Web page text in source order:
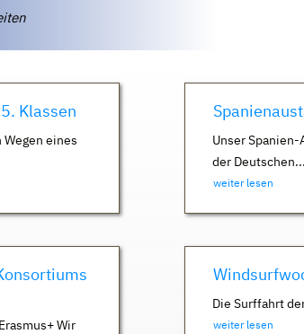
Klassen
eines
Unser
der Deutschen...
weiter lesen
Wir
Die Surffahrt
weiter lesen